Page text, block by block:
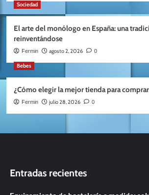
Sociedad
El arte del monólogo en España: una
reinventándose
Fermin agosto 2, 2026 0
Bebes
¿Cómo elegir la mejor tienda para
Fermin julio 28, 2026 0
Entradas recientes